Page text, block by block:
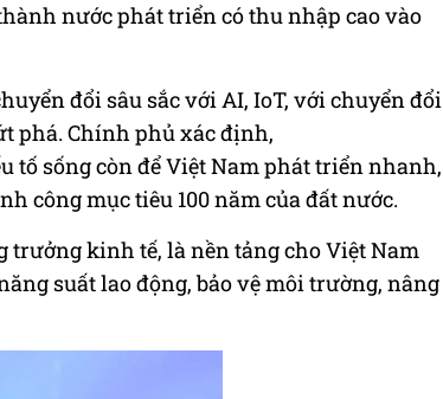
nước phát triển có thu nhập cao vào
đổi sâu sắc với AI, IoT, với chuyển đổi
phá. Chính phủ xác định,
tố sống còn để Việt Nam phát triển nhanh,
công mục tiêu 100 năm của đất nước.
trưởng kinh tế, là nền tảng cho Việt Nam
suất lao động, bảo vệ môi trường, nâng